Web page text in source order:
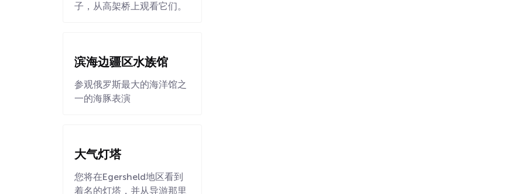
子，从高架桥上观看它们。
滨海边疆区水族馆
参观俄罗斯最大的海洋馆之
一的海豚表演
大气灯塔
您将在Egersheld地区看到
着名的灯塔，并从导游那里